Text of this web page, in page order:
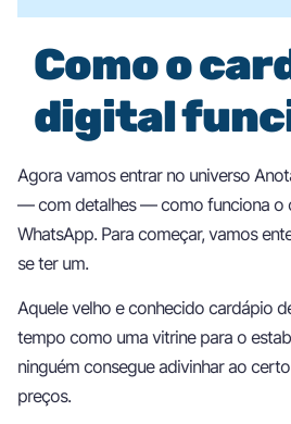
Como o
digital
Agora vamos entrar no universo
— com detalhes — como funciona o
WhatsApp. Para começar, vamos
se ter um.
Aquele velho e conhecido cardápio
tempo como uma vitrine para o
ninguém consegue adivinhar ao
preços.